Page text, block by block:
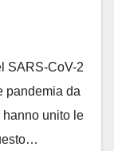
SARS-CoV-2
pandemia da
unito le